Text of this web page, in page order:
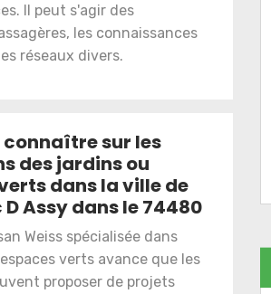
Il peut s'agir des
les connaissances
réseaux divers.
sur les
des jardins ou
dans la ville de
Assy dans le 74480
Weiss spécialisée dans
verts avance que les
proposer de projets